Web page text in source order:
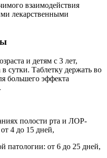
взаимодействия
лекарственными
и детям с 3 лет,
в сутки. Таблетку держать во
большего эффекта
полости рта и ЛОР-
4 до 15 дней,
патологии: от 6 до 25 дней,